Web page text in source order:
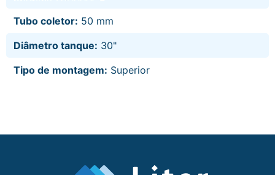
Tubo coletor: 50 mm
Diâmetro tanque: 30"
Tipo de montagem: Superior